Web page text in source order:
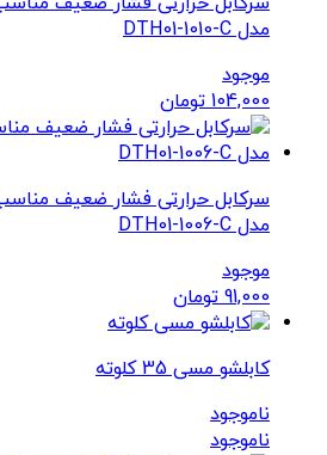
مدل DTH01-1010-C
موجود
104,000 تومان
مدل DTH01-1006-C
موجود
91,000 تومان
کابلشو مسی 35 کلوته
ناموجود
ناموجود